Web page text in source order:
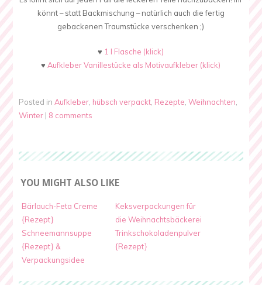
könnt – statt Backmischung – natürlich auch die fertig
gebackenen Traumstücke verschenken ;)
♥ 1 l Flasche (klick)
♥Aufkleber Vanillestücke als Motivaufkleber (klick)
Posted inAufkleber hübsch verpackt Rezepte ,Weihnachten
Winter | 8 comments
YOU MIGHT ALSO LIKE
Bärlauch-Feta Creme
{Rezept}
Keksverpackungen für
die Weihnachtsbäckerei
Schneemannsuppe
{Rezept} &
Verpackungsidee
Trinkschokoladenpulver
{Rezept}